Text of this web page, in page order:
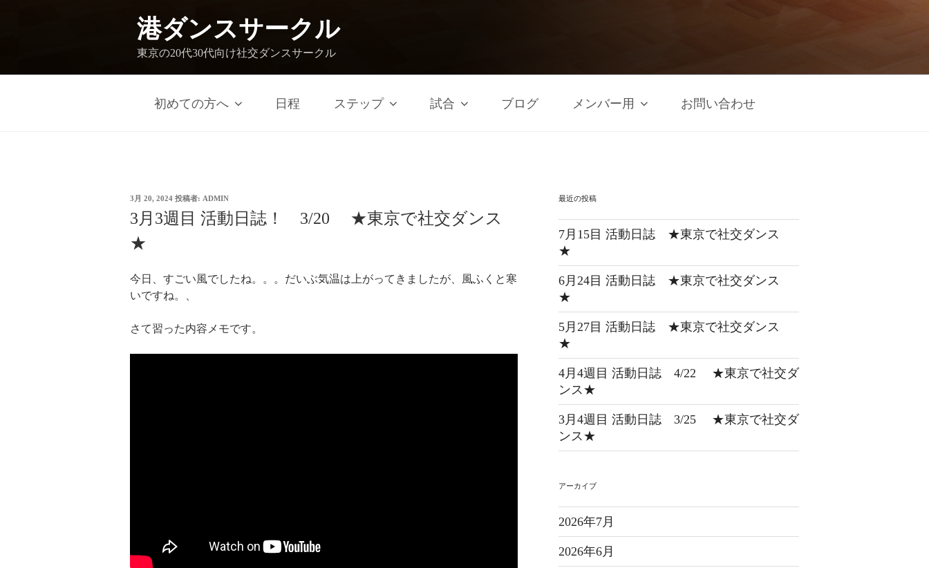
港ダンスサークル
東京の20代30代向け社交ダンスサークル
初めての方へ 日程 ステップ 試合 ブログ メンバー用 お問い合わせ
3月 20, 2024 投稿者: ADMIN
3月3週目 活動日誌！ 3/20 ★東京で社交ダンス
★
今日、すごい風でしたね。。。だいぶ気温は上がってきましたが、風ふくと寒
いですね。、
さて習った内容メモです。
最近の投稿
7月15目 活動日誌 ★東京で社交ダンス
★
6月24目 活動日誌 ★東京で社交ダンス
★
5月27目 活動日誌 ★東京で社交ダンス
★
4月4週目 活動日誌 4/22 ★東京で社交ダ
ンス★
3月4週目 活動日誌 3/25 ★東京で社交ダ
ンス★
アーカイブ
2026年7月
2026年6月